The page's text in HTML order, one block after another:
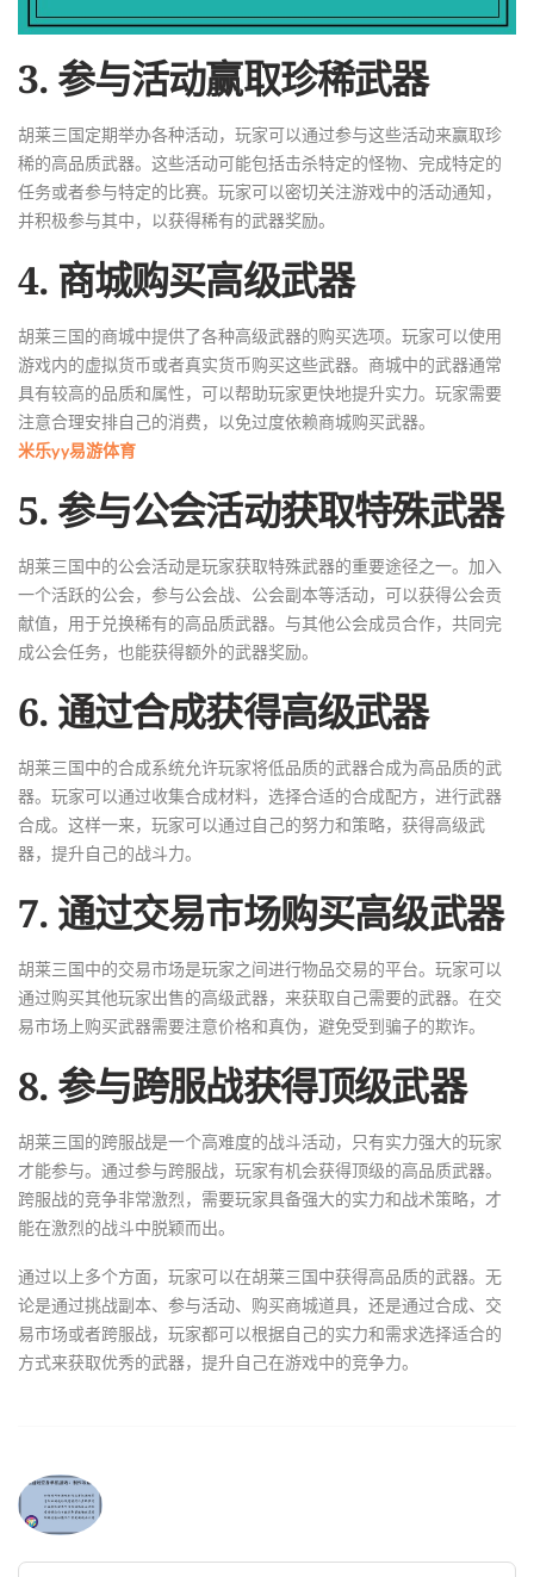
3. 参与活动赢取珍稀武器
胡莱三国定期举办各种活动，玩家可以通过参与这些活动来赢取珍
稀的高品质武器。这些活动可能包括击杀特定的怪物、完成特定的
任务或者参与特定的比赛。玩家可以密切关注游戏中的活动通知，
并积极参与其中，以获得稀有的武器奖励。
4. 商城购买高级武器
胡莱三国的商城中提供了各种高级武器的购买选项。玩家可以使用
游戏内的虚拟货币或者真实货币购买这些武器。商城中的武器通常
具有较高的品质和属性，可以帮助玩家更快地提升实力。玩家需要
注意合理安排自己的消费，以免过度依赖商城购买武器。
米乐yy易游体育
5. 参与公会活动获取特殊武器
胡莱三国中的公会活动是玩家获取特殊武器的重要途径之一。加入
一个活跃的公会，参与公会战、公会副本等活动，可以获得公会贡
献值，用于兑换稀有的高品质武器。与其他公会成员合作，共同完
成公会任务，也能获得额外的武器奖励。
6. 通过合成获得高级武器
胡莱三国中的合成系统允许玩家将低品质的武器合成为高品质的武
器。玩家可以通过收集合成材料，选择合适的合成配方，进行武器
合成。这样一来，玩家可以通过自己的努力和策略，获得高级武
器，提升自己的战斗力。
7. 通过交易市场购买高级武器
胡莱三国中的交易市场是玩家之间进行物品交易的平台。玩家可以
通过购买其他玩家出售的高级武器，来获取自己需要的武器。在交
易市场上购买武器需要注意价格和真伪，避免受到骗子的欺诈。
8. 参与跨服战获得顶级武器
胡莱三国的跨服战是一个高难度的战斗活动，只有实力强大的玩家
才能参与。通过参与跨服战，玩家有机会获得顶级的高品质武器。
跨服战的竞争非常激烈，需要玩家具备强大的实力和战术策略，才
能在激烈的战斗中脱颖而出。
通过以上多个方面，玩家可以在胡莱三国中获得高品质的武器。无
论是通过挑战副本、参与活动、购买商城道具，还是通过合成、交
易市场或者跨服战，玩家都可以根据自己的实力和需求选择适合的
方式来获取优秀的武器，提升自己在游戏中的竞争力。